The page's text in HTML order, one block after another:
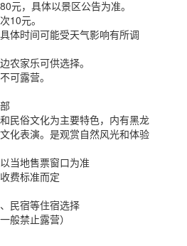
元，具体以景区公告为准。
10元。
体时间可能受天气影响有所调
农家乐可供选择。
可露营。
民俗文化为主要特色，内有黑龙
化表演。是观赏自然风光和体验
当地售票窗口为准
费标准而定
民宿等住宿选择
般禁止露营）